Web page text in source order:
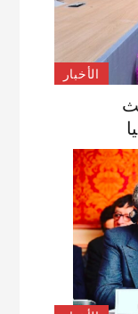
الأخبار